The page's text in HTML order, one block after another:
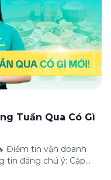
Tuần Qua Có Gì
Điểm tin vận doanh
tin đáng chú ý: Cập